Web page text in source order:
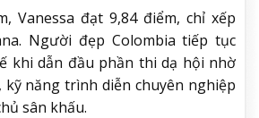
Vanessa đạt 9,84 điểm, chỉ xếp
Người đẹp Colombia tiếp tục
khi dẫn đầu phần thi dạ hội nhờ
năng trình diễn chuyên nghiệp
sân khấu.